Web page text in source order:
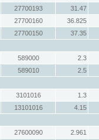
27700193
31.47
27700160
36.825
27700150
37.35
589000
2.3
589010
2.5
3101016
1.3
13101016
4.15
27600090
2.961